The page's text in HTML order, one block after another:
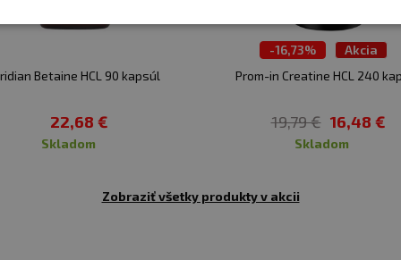
Betaine HCL 90 kapsúl
22,68 €
skladom
-16,73%
Akcia
Prom-in Creatine HCL 240
19,79 € 16,48 €
skladom
Zobraziť všetky produkty v akcii